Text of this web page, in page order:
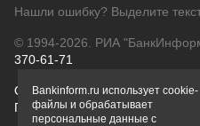
Нашли ошибку? Выделите
© 1994-2026. РИА
370-61-71
О проектеПолитика
Правовая информацияДля
Bankinform.ru использует cookie-
файлы и обрабатывает
персональные данные с